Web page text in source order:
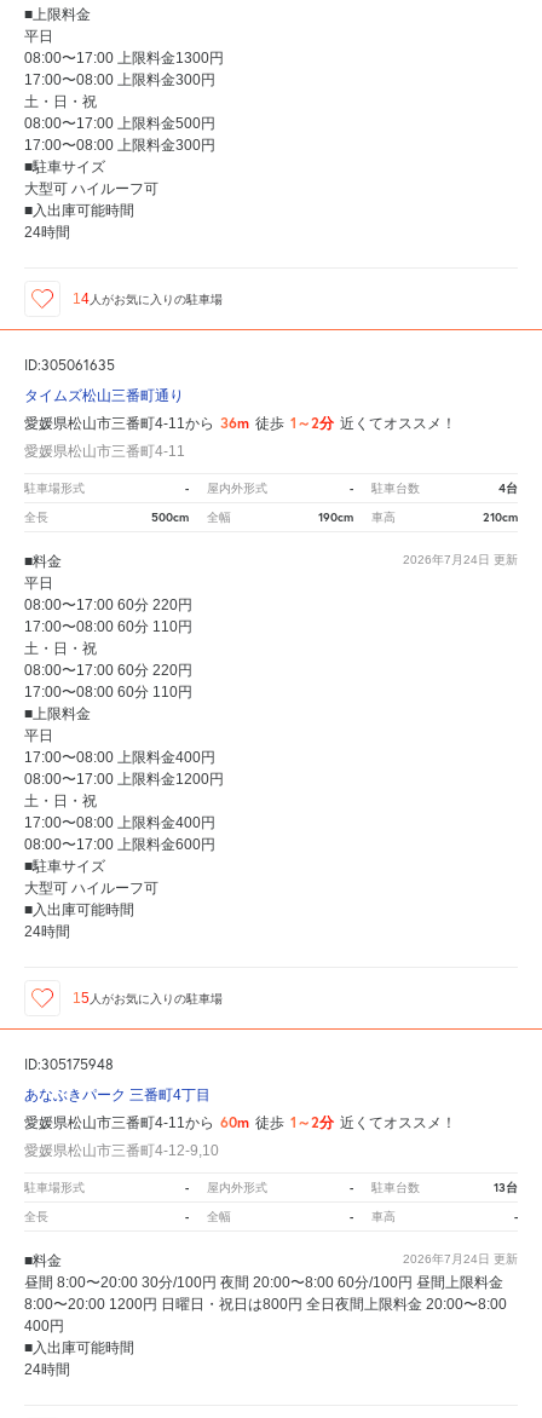
■上限料金
平日
08:00〜17:00 上限料金1300円
17:00〜08:00 上限料金300円
土・日・祝
08:00〜17:00 上限料金500円
17:00〜08:00 上限料金300円
■駐車サイズ
大型可 ハイルーフ可
■入出庫可能時間
24時間
14 人がお気に入りの駐車場
ID:305061635
タイムズ松山三番町通り
愛媛県松山市三番町4-11から 36m 徒歩 1～2分 近くてオススメ！
愛媛県松山市三番町4-11
駐車場形式 - 屋内外形式 - 駐車台数 4台
全長 500cm 全幅 190cm 車高 210cm
2026年7月24日 更新
■料金
平日
08:00〜17:00 60分 220円
17:00〜08:00 60分 110円
土・日・祝
08:00〜17:00 60分 220円
17:00〜08:00 60分 110円
■上限料金
平日
17:00〜08:00 上限料金400円
08:00〜17:00 上限料金1200円
土・日・祝
17:00〜08:00 上限料金400円
08:00〜17:00 上限料金600円
■駐車サイズ
大型可 ハイルーフ可
■入出庫可能時間
24時間
15 人がお気に入りの駐車場
ID:305175948
あなぶきパーク 三番町4丁目
愛媛県松山市三番町4-11から 60m 徒歩 1～2分 近くてオススメ！
愛媛県松山市三番町4-12-9,10
駐車場形式 - 屋内外形式 - 駐車台数 13台
全長 - 全幅 - 車高 -
2026年7月24日 更新
■料金
昼間 8:00〜20:00 30分/100円 夜間 20:00〜8:00 60分/100円 昼間上限料金
8:00〜20:00 1200円 日曜日・祝日は800円 全日夜間上限料金 20:00〜8:00
400円
■入出庫可能時間
24時間